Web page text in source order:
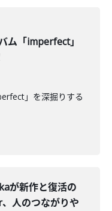
ム「imperfect」
」を深掘りする
が新作と復活の
人のつながりや